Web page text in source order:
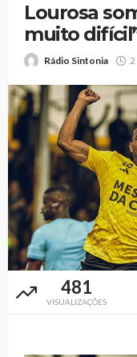
Lourosa
muito
Rádio Sintonia 2
481
VISUALIZAÇÕES